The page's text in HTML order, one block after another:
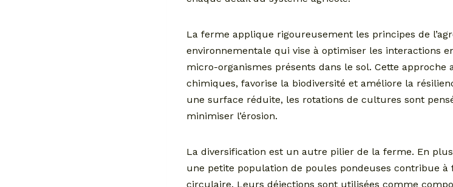
La ferme applique rigoureusement les principes de
environnementale qui vise à optimiser les interactions
micro-organismes présents dans le sol. Cette approche
chimiques, favorise la biodiversité et améliore la
une surface réduite, les rotations de cultures sont
minimiser l’érosion.
La diversification est un autre pilier de la ferme. En
une petite population de poules pondeuses contribue à
circulaire. Leurs déjections sont utilisées comme